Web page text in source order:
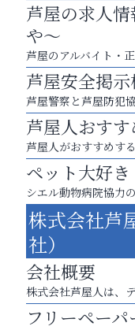
芦屋・西宮・神戸の
知などお気軽にご相
そうさくて
芦屋の求人
や～
芦屋のアルバイト・
芦屋安全掲示
芦屋警察と芦屋防犯
芦屋人おす
芦屋人がおすすめす
ペット大好き
シエル動物病院協力
株式会社芦
社）
会社概要
株式会社芦屋人は、
フリーペーパ